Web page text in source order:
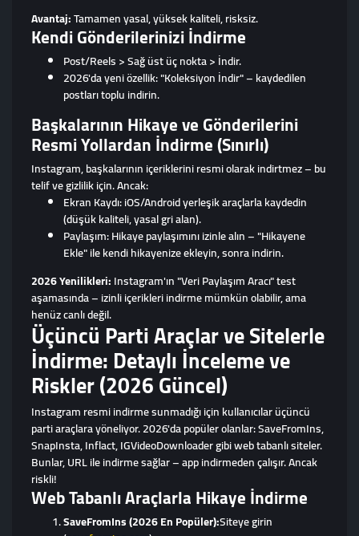
Avantaj:Tamamen yasal, yüksek kaliteli, risksiz.
Kendi Gönderilerinizi İndirme
Post/Reels > Sağ üst üç nokta > İndir.
2026'da yeni özellik: "Koleksiyon İndir" – kaydedilen
postları toplu indirin.
Başkalarının Hikaye ve Gönderilerini
Resmi Yollardan İndirme (Sınırlı)
Instagram, başkalarının içeriklerini resmi olarak indirtmez – bu
telif ve gizlilik için. Ancak:
Ekran Kaydı: iOS/Android yerleşik araçlarla kaydedin
(düşük kaliteli, yasal gri alan).
Paylaşım: Hikaye paylaşımını izinle alın – "Hikayene
Ekle" ile kendi hikayenize ekleyin, sonra indirin.
2026 Yenilikleri:Instagram'ın "Veri Paylaşım Aracı" test
aşamasında – izinli içerikleri indirme mümkün olabilir, ama
henüz canlı değil.
Üçüncü Parti Araçlar ve Sitelerle
İndirme: Detaylı İnceleme ve
Riskler (2026 Güncel)
Instagram resmi indirme sunmadığı için kullanıcılar üçüncü
parti araçlara yöneliyor. 2026'da popüler olanlar: SaveFromIns,
SnapInsta, Inflact, IGVideoDownloader gibi web tabanlı siteler.
Bunlar, URL ile indirme sağlar – app indirmeden çalışır. Ancak
riskli!
Web Tabanlı Araçlarla Hikaye İndirme
SaveFromIns (2026 En Popüler):Siteye girin